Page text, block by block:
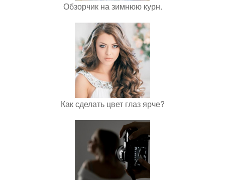
Обзорчик на зимнюю курн.
Как сделать цвет глаз ярче?